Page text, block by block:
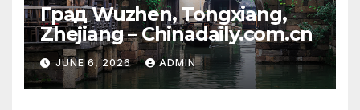
Град Wuzhen, Tongxiang,
Zhejiang – Chinadaily.com.cn
JUNE 6, 2026 ADMIN